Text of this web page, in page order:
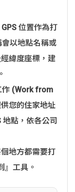
位置作為打
以地點名稱或
緯度座標，建
作 (Work from
您的住家地址
點，依各公司
地方都需要打
』工具。